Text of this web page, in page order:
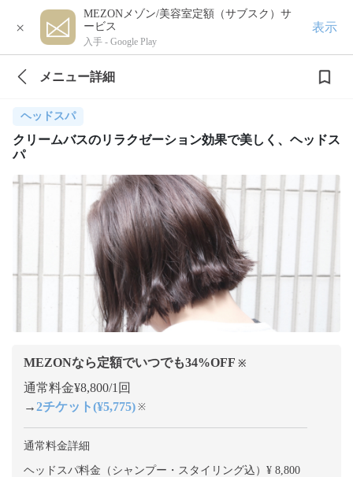
×
MEZONメゾン/美容室定額（サブスク）サ
ービス
入手 - Google Play
表示
メニュー詳細
ヘッドスパ
クリームバスのリラクゼーション効果で美しく、ヘッドス
パ
MEZONなら定額でいつでも34%OFF ※
通常料金¥8,800/1回
→2チケット(¥5,775) ※
通常料金詳細
ヘッドスパ料金（シャンプー・スタイリング込）¥ 8,800